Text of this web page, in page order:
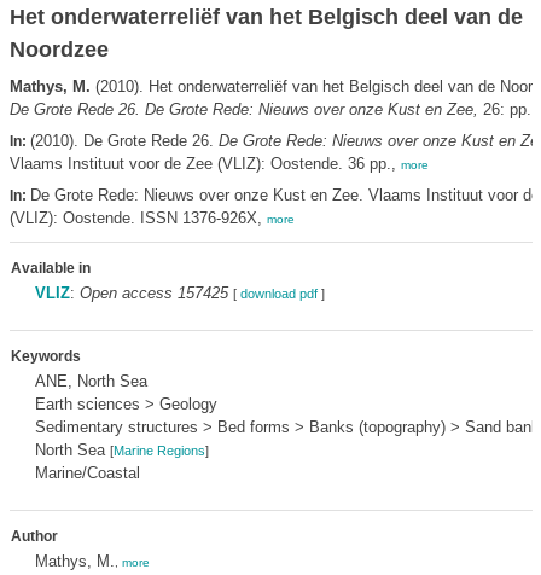
Het onderwaterreliëf van het Belgisch deel van de
Noordzee
Mathys, M. (2010). Het onderwaterreliëf van het Belgisch deel van de
De Grote Rede 26. De Grote Rede: Nieuws over onze Kust en Zee, 26: pp.
In: (2010). De Grote Rede 26. De Grote Rede: Nieuws over onze Kust en
Vlaams Instituut voor de Zee (VLIZ): Oostende. 36 pp., more
In: De Grote Rede: Nieuws over onze Kust en Zee. Vlaams Instituut voor
(VLIZ): Oostende. ISSN 1376-926X, more
Available in
VLIZ: Open access 157425 [ download pdf]
Keywords
ANE, North Sea
Earth sciences > Geology
Sedimentary structures > Bed forms > Banks (topography) > Sand
North Sea [Marine Regions]
Marine/Coastal
Author
Mathys, M. more